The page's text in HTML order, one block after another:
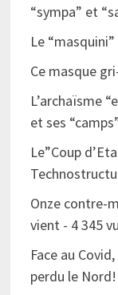
“sympa” et
Le
Ce masque
L’archaïsme
et ses
Le”Coup
Onze contre-
vient - 4 345
Face au
perdu le Nord!